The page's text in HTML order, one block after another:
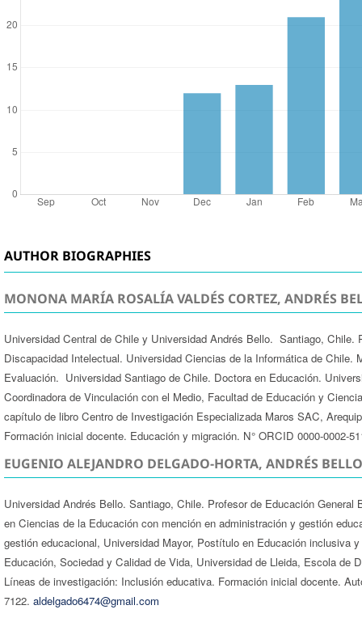
AUTHOR BIOGRAPHIES
MONONA MARÍA ROSALÍA VALDÉS CORTEZ, ANDRÉS
Universidad Central de Chile y Universidad Andrés Bello. Santiago, Chile.
Discapacidad Intelectual. Universidad Ciencias de la Informática de Chile.
Evaluación. Universidad Santiago de Chile. Doctora en Educación.
Coordinadora de Vinculación con el Medio, Facultad de Educación y
capítulo de libro Centro de Investigación Especializada Maros SAC,
Formación inicial docente. Educación y migración. N° ORCID 0000-0002-
EUGENIO ALEJANDRO DELGADO-HORTA, ANDRÉS
Universidad Andrés Bello. Santiago, Chile. Profesor de Educación
en Ciencias de la Educación con mención en administración y gestión
gestión educacional, Universidad Mayor, Postítulo en Educación inclusiva
Educación, Sociedad y Calidad de Vida, Universidad de Lleida, Escola de
Líneas de investigación: Inclusión educativa. Formación inicial docente.
7122. aldelgado6474@gmail.com